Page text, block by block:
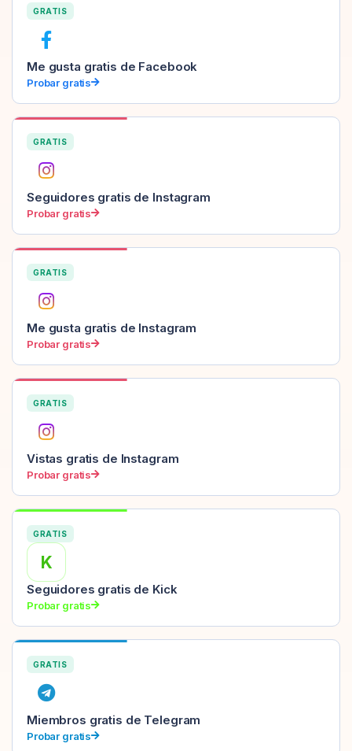
GRATIS
Me gusta gratis de Facebook
Probar gratis
GRATIS
Seguidores gratis de Instagram
Probar gratis
GRATIS
Me gusta gratis de Instagram
Probar gratis
GRATIS
Vistas gratis de Instagram
Probar gratis
GRATIS
K
Seguidores gratis de Kick
Probar gratis
GRATIS
Miembros gratis de Telegram
Probar gratis